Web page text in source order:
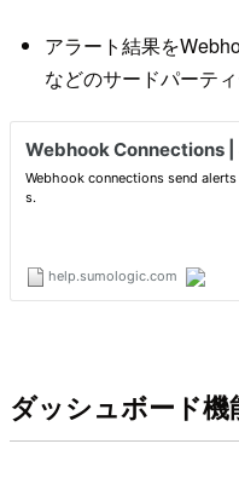
アラート結果を
などのサードパーテ
ダッシュボード機